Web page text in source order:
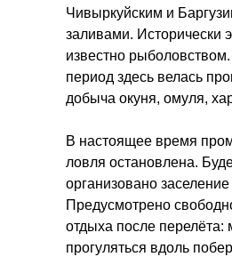
Чивыркуйским и
заливами. Исторически
известно рыболовством.
период здесь велась
добыча окуня, омуля,
В настоящее время
ловля остановлена.
организовано заселение
Предусмотрено
отдыха после перелёта:
прогуляться вдоль